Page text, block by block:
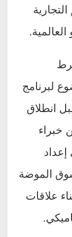
لبرنامج
انطلاق
خبراء
الموضة
علاقات